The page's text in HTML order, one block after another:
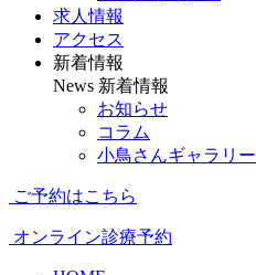
求人情報
アクセス
新着情報
News 新着情報
お知らせ
コラム
小鳥さんギャラリー
ご予約はこちら
オンライン診療予約